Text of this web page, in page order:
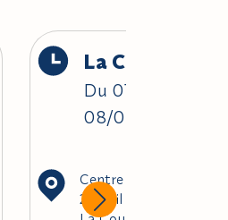
La Courneuve
Du 07/06/2022
08/06/2022
Centre Municipal de
2, Mail de l'égalité,